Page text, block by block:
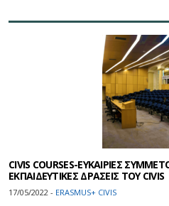
CIVIS COURSES-ΕΥΚΑΙΡΙΕΣ
ΕΚΠΑΙΔΕΥΤΙΚΕΣ ΔΡΑΣΕΙΣ ΤΟΥ CIVIS
17/05/2022 - ERASMUS+ CIVIS